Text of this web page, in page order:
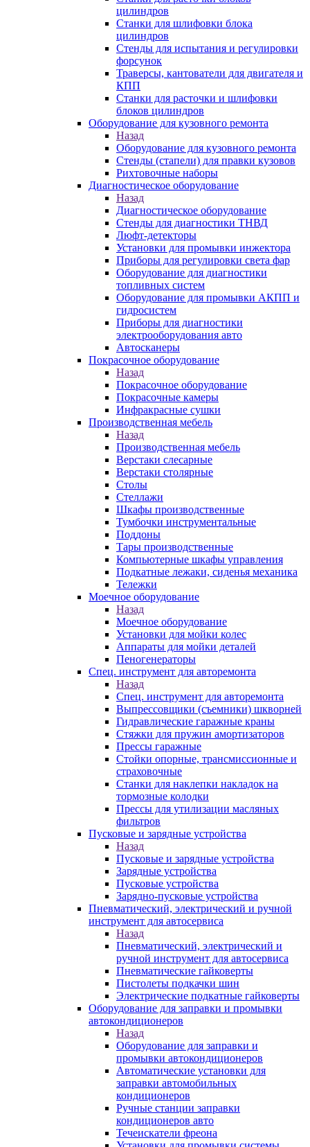
цилиндров
Станки для шлифовки блока
цилиндров
Стенды для испытания и регулировки
форсунок
Траверсы, кантователи для двигателя и
КПП
Станки для расточки и шлифовки
блоков цилиндров
Оборудование для кузовного ремонта
Назад
Оборудование для кузовного ремонта
Стенды (стапели) для правки кузовов
Рихтовочные наборы
Диагностическое оборудование
Назад
Диагностическое оборудование
Стенды для диагностики ТНВД
Люфт-детекторы
Установки для промывки инжектора
Приборы для регулировки света фар
Оборудование для диагностики
топливных систем
Оборудование для промывки АКПП и
гидросистем
Приборы для диагностики
электрооборудования авто
Автосканеры
Покрасочное оборудование
Назад
Покрасочное оборудование
Покрасочные камеры
Инфракрасные сушки
Производственная мебель
Назад
Производственная мебель
Верстаки слесарные
Верстаки столярные
Столы
Стеллажи
Шкафы производственные
Тумбочки инструментальные
Поддоны
Тары производственные
Компьютерные шкафы управления
Подкатные лежаки, сиденья механика
Тележки
Моечное оборудование
Назад
Моечное оборудование
Установки для мойки колес
Аппараты для мойки деталей
Пеногенераторы
Спец. инструмент для авторемонта
Назад
Спец. инструмент для авторемонта
Выпрессовщики (съемники) шкворней
Гидравлические гаражные краны
Стяжки для пружин амортизаторов
Прессы гаражные
Стойки опорные, трансмиссионные и
страховочные
Станки для наклепки накладок на
тормозные колодки
Прессы для утилизации масляных
фильтров
Пусковые и зарядные устройства
Назад
Пусковые и зарядные устройства
Зарядные устройства
Пусковые устройства
Зарядно-пусковые устройства
Пневматический, электрический и ручной
инструмент для автосервиса
Назад
Пневматический, электрический и
ручной инструмент для автосервиса
Пневматические гайковерты
Пистолеты подкачки шин
Электрические подкатные гайковерты
Оборудование для заправки и промывки
автокондиционеров
Назад
Оборудование для заправки и
промывки автокондиционеров
Автоматические установки для
заправки автомобильных
кондиционеров
Ручные станции заправки
кондиционеров авто
Течеискатели фреона